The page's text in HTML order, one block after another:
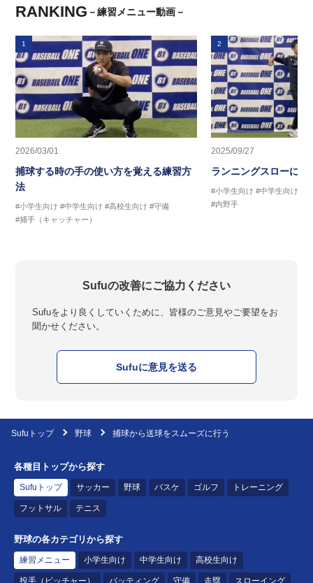
RANKING －練習メニュー動画－
1
2026/03/01
捕球する時の手の使い方を覚える練習方
法
#小学生向け #中学生向け #高校生向け #守備
#捕手（キャッチャー）
2
2025/09/27
ランニングスローに繋
#小学生向け #中学生向け
#内野手
Sufuの改善にご協力ください
Sufuをより良くしていくために、皆様のご意見やご要望をお
聞かせください。
Sufuに意見を送る
Sufuトップ 野球 捕球から送球をスムーズに行う
各種目トップから探す
Sufuトップ サッカー 野球 バスケ ゴルフ トレーニング
フットサル テニス
野球の各カテゴリから探す
練習メニュー 小学生向け 中学生向け 高校生向け
投手（ピッチャー） バッティング 守備 走塁 スローイング